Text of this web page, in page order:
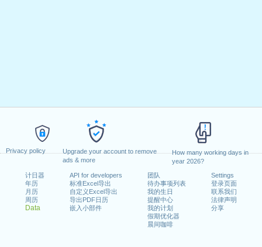
Privacy policy
Upgrade your account to remove
ads & more
How many working days in
year 2026?
计日器
年历
月历
周历
Data
API for developers
标准Excel导出
自定义Excel导出
导出PDF日历
嵌入小部件
团队
待办事项列表
我的生日
提醒中心
我的计划
假期优化器
晨间咖啡
Settings
登录页面
联系我们
法律声明
分享